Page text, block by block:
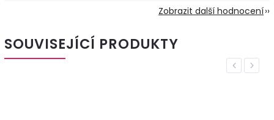
Zobrazit další hodnocení
SOUVISEJÍCÍ PRODUKTY
Previous
Next